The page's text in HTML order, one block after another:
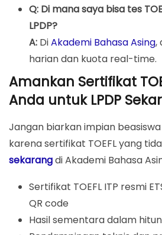
Q: Di mana saya bisa tes
LPDP?
A: DiAkademi Bahasa Asing,
harian dan kuota real-time.
Amankan Sertifikat
Anda untuk LPDP
Jangan biarkan impian beasiswa
karena sertifikat TOEFL yang
sekarangdi Akademi Bahasa
Sertifikat TOEFL ITP resmi
QR code
Hasil sementara dalam